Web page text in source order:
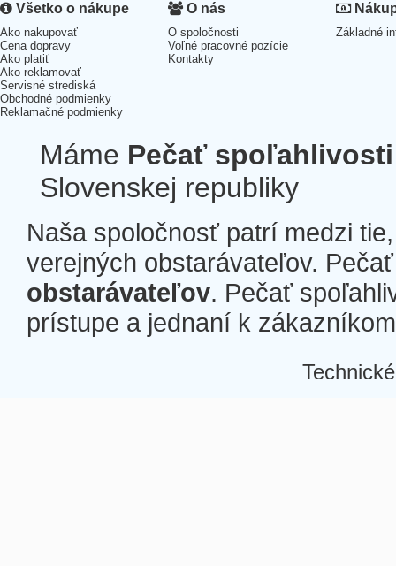
Všetko o nákupe
Ako nakupovať
Cena dopravy
Ako platiť
Ako reklamovať
Servisné strediská
Obchodné podmienky
Reklamačné podmienky
O nás
O spoločnosti
Voľné pracovné pozície
Kontakty
Základné
Máme Pečať spoľahlivosti
Slovenskej republiky
Naša spoločnosť patrí medzi
verejných obstarávateľov.
obstarávateľov. Pečať
prístupe a jednaní k